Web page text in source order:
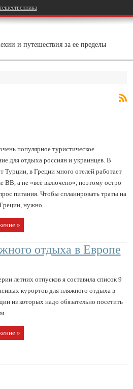
и путешествия за ее пределы
популярное туристическое
для отдыха россиян и украинцев. В
Турции, в Греции много отелей работает
BB, а не «всё включено», поэтому остро
питания. Чтобы спланировать траты на
нужно ...
»
отдыха в Европе
летних отпусков я составила список 9
курортов для пляжного отдыха в
из которых надо обязательно посетить
»